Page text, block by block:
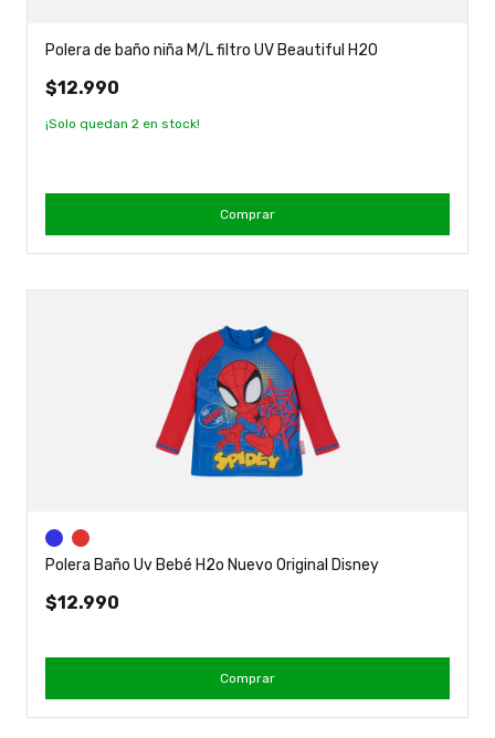
Polera de baño niña M/L filtro UV Beautiful H2O
$12.990
¡Solo quedan 2 en stock!
Comprar
Polera Baño Uv Bebé H2o Nuevo Original Disney
$12.990
Comprar